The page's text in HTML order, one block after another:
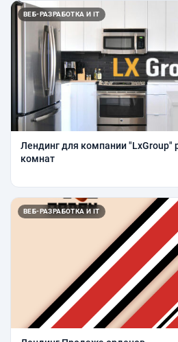
ВЕБ-РАЗРАБОТКА И IT
Лендинг для компании "LxGroup"
комнат
ВЕБ-РАЗРАБОТКА И IT